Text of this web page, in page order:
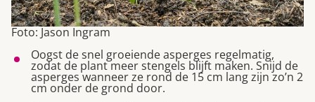
Foto: Jason Ingram
Oogst de snel groeiende asperges regelmatig,
zodat de plant meer stengels blijft maken. Snijd de
asperges wanneer ze rond de 15 cm lang zijn zo’n 2
cm onder de grond door.